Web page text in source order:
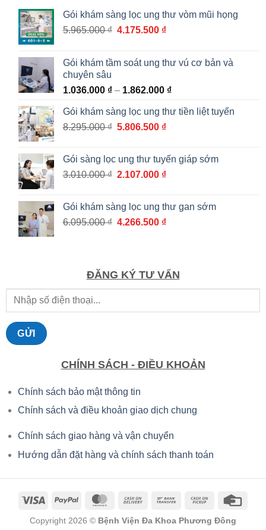
Gói khám sàng lọc ung thư vòm mũi họng
5.965.000₫ Giá
5.965.000 ₫.
4.175.500 ₫Giá
là:
Gói khám tầm soát ung thư vú cơ bản và
chuyên sâu
1.036.000 ₫ – 1.862.000 ₫Khoảng
từ
Gói khám sàng lọc ung thư tiền liệt tuyến
8.295.000₫ Giá
8.295.000 ₫.
5.806.500 ₫Giá
là:
5.806.500 ₫.
Gói sàng lọc ung thư tuyến giáp sớm
3.010.000₫ Giá
3.010.000 ₫.
2.107.000 ₫Giá
là:
2.107.000 ₫.
Gói khám sàng lọc ung thư gan sớm
6.095.000₫ Giá
4.266.500 ₫Giá
4.266.500 ₫.
CHÍNH SÁCH - ĐIỀU KHOẢN
Chính sách bảo mật thông tin
Chính sách và điều khoản giao dịch chung
Chính sách giao hàng và vận chuyển
Hướng dẫn đặt hàng và chính sách thanh toán
ĐĂNG KÝ TƯ VẤN
Copyright 2026 © Bệnh Viện Đa Khoa Phương Đông